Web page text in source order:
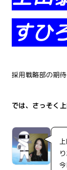
すひ
採用戦略部の期
では、さっそく